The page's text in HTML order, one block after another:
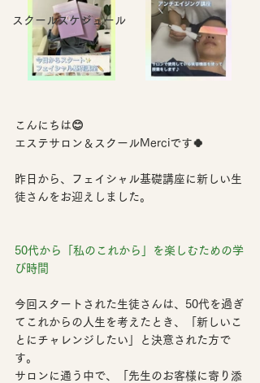
スクールスケジュール
こんにちは😊
エステサロン＆スクールMerciです🍀
昨日から、フェイシャル基礎講座に新しい生
徒さんをお迎えしました。
50代から「私のこれから」を楽しむための学
び時間
今回スタートされた生徒さんは、 50代を過ぎ
てこれからの人生を考えたとき、「新しいこ
とにチャレンジしたい」と決意された方で
す。
サロンに通う中で、「先生のお客様に寄り添